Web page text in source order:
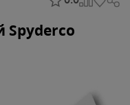
Spyderco